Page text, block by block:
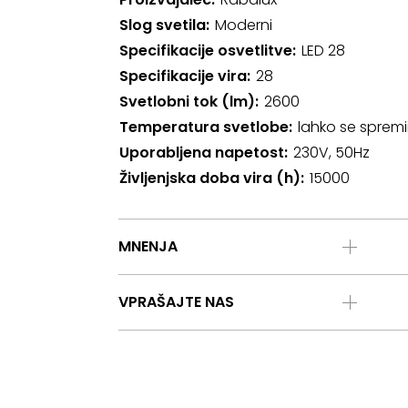
Slog svetila Moderni
Specifikacije osvetlitve LED 28
Specifikacije vira 28
Svetlobni tok (lm) 2600
Temperatura svetlobe lahko se
Uporabljena napetost 230V, 50Hz
Življenjska doba vira (h) 15000
MNENJA
VPRAŠAJTE NAS